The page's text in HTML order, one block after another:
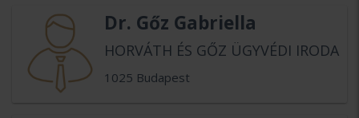
Dr. Gőz Gabriella
HORVÁTH ÉS GŐZ ÜGYVÉDI IRODA
1025 Budapest